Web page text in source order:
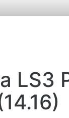
LS3